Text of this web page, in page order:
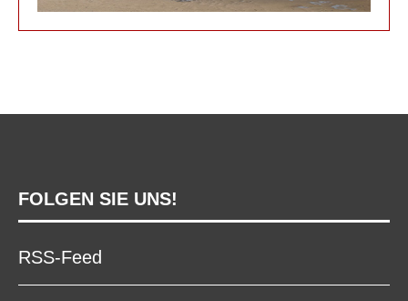
FOLGEN SIE UNS!
RSS-Feed